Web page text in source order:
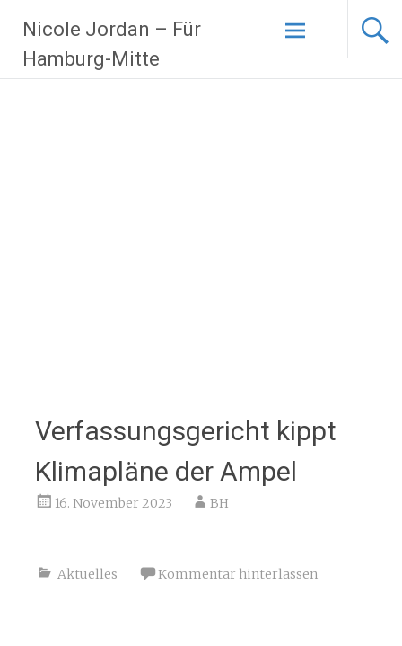
Inhalt
springen
Nicole Jordan – Für
Hamburg-Mitte
Verfassungsgericht kippt
Klimapläne der Ampel
16. November 2023 BH
Aktuelles Kommentar hinterlassen